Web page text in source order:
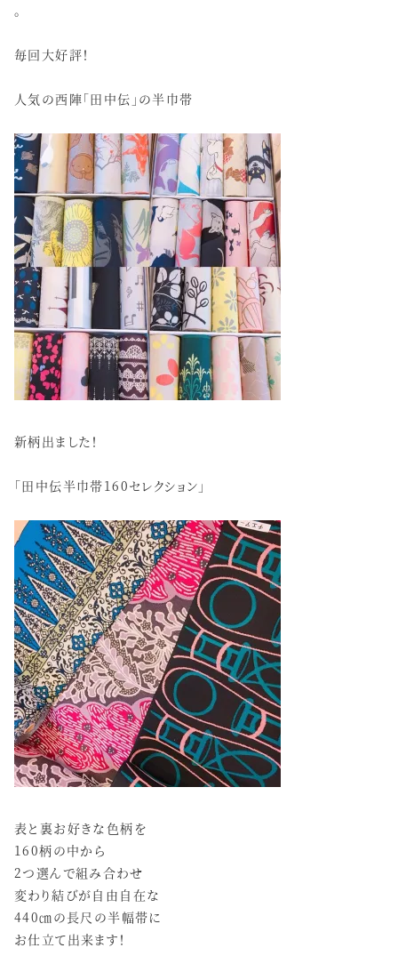
。
毎回大好評！
人気の西陣「田中伝」の半巾帯
新柄出ました！
「田中伝半巾帯160セレクション」
表と裏お好きな色柄を
160柄の中から
2つ選んで組み合わせ
変わり結びが自由自在な
440㎝の長尺の半幅帯に
お仕立て出来ます！